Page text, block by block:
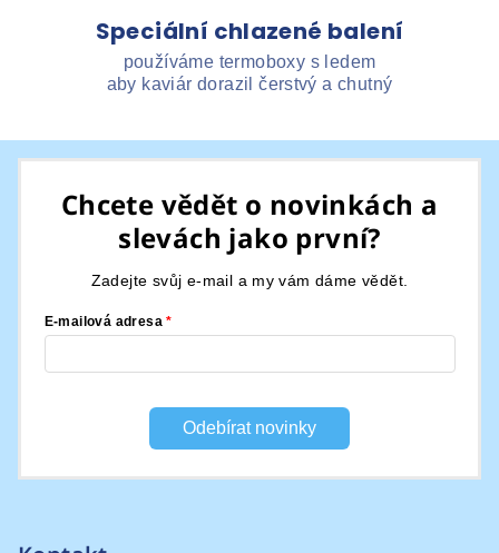
Speciální chlazené balení
používáme termoboxy s ledem
aby kaviár dorazil čerstvý a chutný
Chcete vědět o novinkách a
slevách jako první?
Zadejte svůj e-mail a my vám dáme vědět.
E-mailová adresa
Odebírat novinky